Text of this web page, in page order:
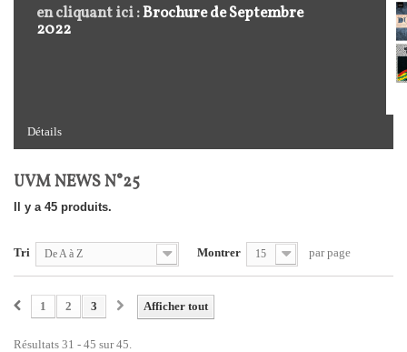
en cliquant ici :Brochure de Septembre
2022
Détails
UVM NEWS N°25
Il y a 45 produits.
Tri De A à Z Montrer 15 par page
Afficher tout
1 2 3
Résultats 31 - 45 sur 45.